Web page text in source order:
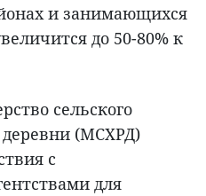
и занимающихся
до 50-80% к
сельского
деревни (МСХРД)
с
для